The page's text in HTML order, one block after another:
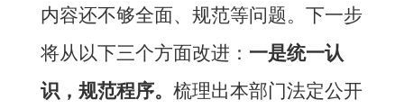
内容还不够全面、规范等问题。下一步
将从以下三个方面改进： 一是统一认
识，规范程序。 梳理出本部门法定公开